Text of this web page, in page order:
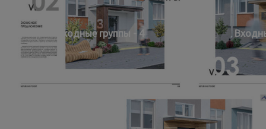
Входные группы - 4